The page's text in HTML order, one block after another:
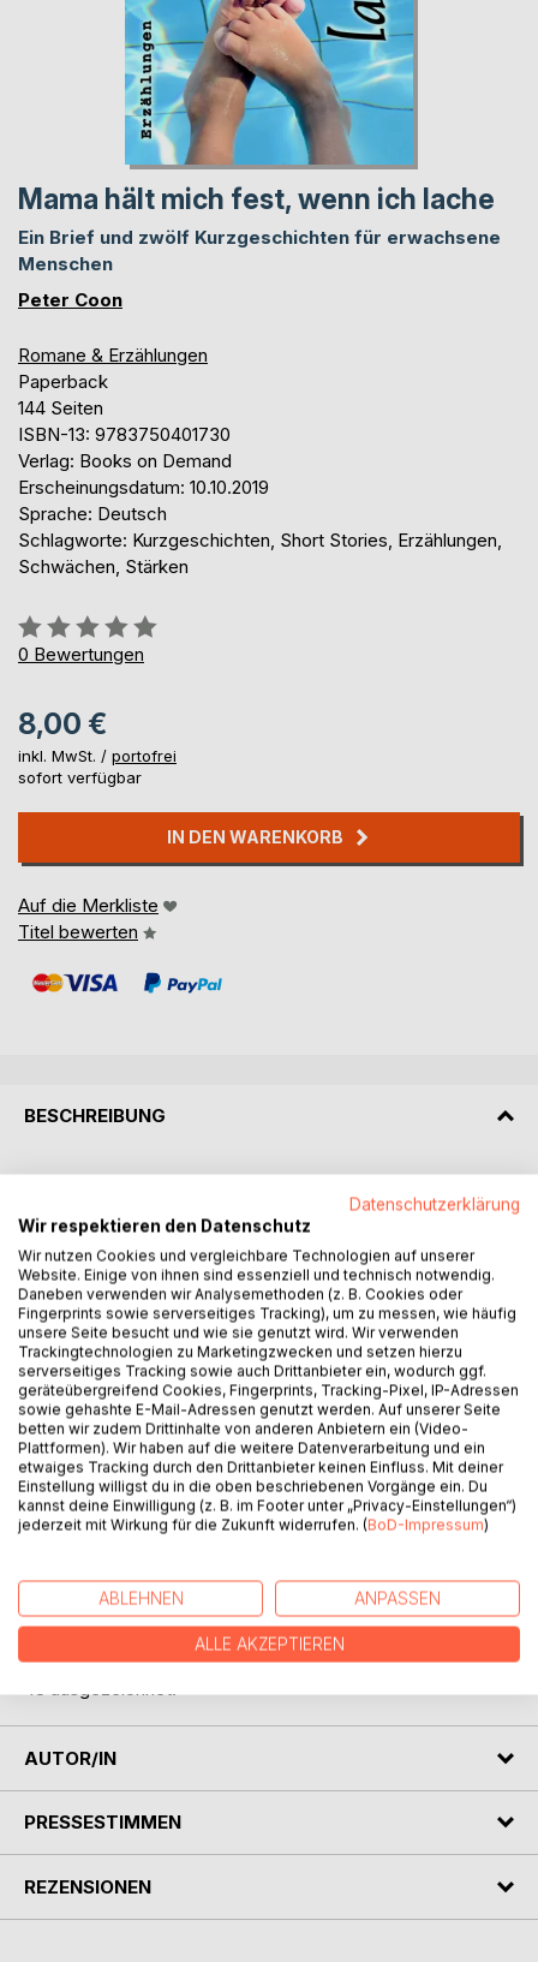
Mama hält mich fest, wenn ich lache
Ein Brief und zwölf Kurzgeschichten für erwachsene
Menschen
Peter Coon
Romane & Erzählungen
Paperback
144 Seiten
ISBN-13: 9783750401730
Verlag: Books on Demand
Erscheinungsdatum: 10.10.2019
Sprache: Deutsch
Schlagworte: Kurzgeschichten, Short Stories, Erzählungen,
Schwächen, Stärken
Bewertung::
0%
0 Bewertungen
8,00 €
inkl. MwSt. / portofrei
sofort verfügbar
IN DEN WARENKORB
Auf die Merkliste
Titel bewerten
BESCHREIBUNG
ein kleines noch dazu, ein winziger Punkt im Universum,
aber du - du bist noch kleiner, noch nicht einmal ein Wurm.
Und du siehst echt scheiße aus!«
Schwächen hat jeder. Zu ihnen zu stehen ist nicht leicht,
stark sein ist die größere Tugend. Gerade dieser Tage
demonstrieren politische Machthaber wieder Stärke, zu
Lasten von Toleranz und Annäherung. Dagegen gibt es
wohl niemanden, der mit seinen Schwächen prahlt - oder
gar seiner Schwäche.
Die Geschichten in diesem Buch zeigen beides: Stärke und
Schwäche. Sie handeln von Selbstbewusstsein und
Fürsorge, Machtmissbrauch und Dummheit. Dummheit? Na
ja, wer baut schon eine Burg im Tal?
Eine dieser Kurzgeschichten wurde 2019 von der Gruppe
48 ausgezeichnet.
AUTOR/IN
PRESSESTIMMEN
REZENSIONEN
Datenschutzerklärung
Wir respektieren den Datenschutz
Wir nutzen Cookies und vergleichbare Technologien auf unserer
Website. Einige von ihnen sind essenziell und technisch notwendig.
Daneben verwenden wir Analysemethoden (z. B. Cookies oder
Fingerprints sowie serverseitiges Tracking), um zu messen, wie häufig
unsere Seite besucht und wie sie genutzt wird. Wir verwenden
Trackingtechnologien zu Marketingzwecken und setzen hierzu
serverseitiges Tracking sowie auch Drittanbieter ein, wodurch ggf.
geräteübergreifend Cookies, Fingerprints, Tracking-Pixel, IP-Adressen
sowie gehashte E-Mail-Adressen genutzt werden. Auf unserer Seite
betten wir zudem Drittinhalte von anderen Anbietern ein (Video-
Plattformen). Wir haben auf die weitere Datenverarbeitung und ein
etwaiges Tracking durch den Drittanbieter keinen Einfluss. Mit deiner
Einstellung willigst du in die oben beschriebenen Vorgänge ein. Du
kannst deine Einwilligung (z. B. im Footer unter „Privacy-Einstellungen“)
jederzeit mit Wirkung für die Zukunft widerrufen. (BoD-Impressum)
ABLEHNEN ANPASSEN
ALLE AKZEPTIEREN